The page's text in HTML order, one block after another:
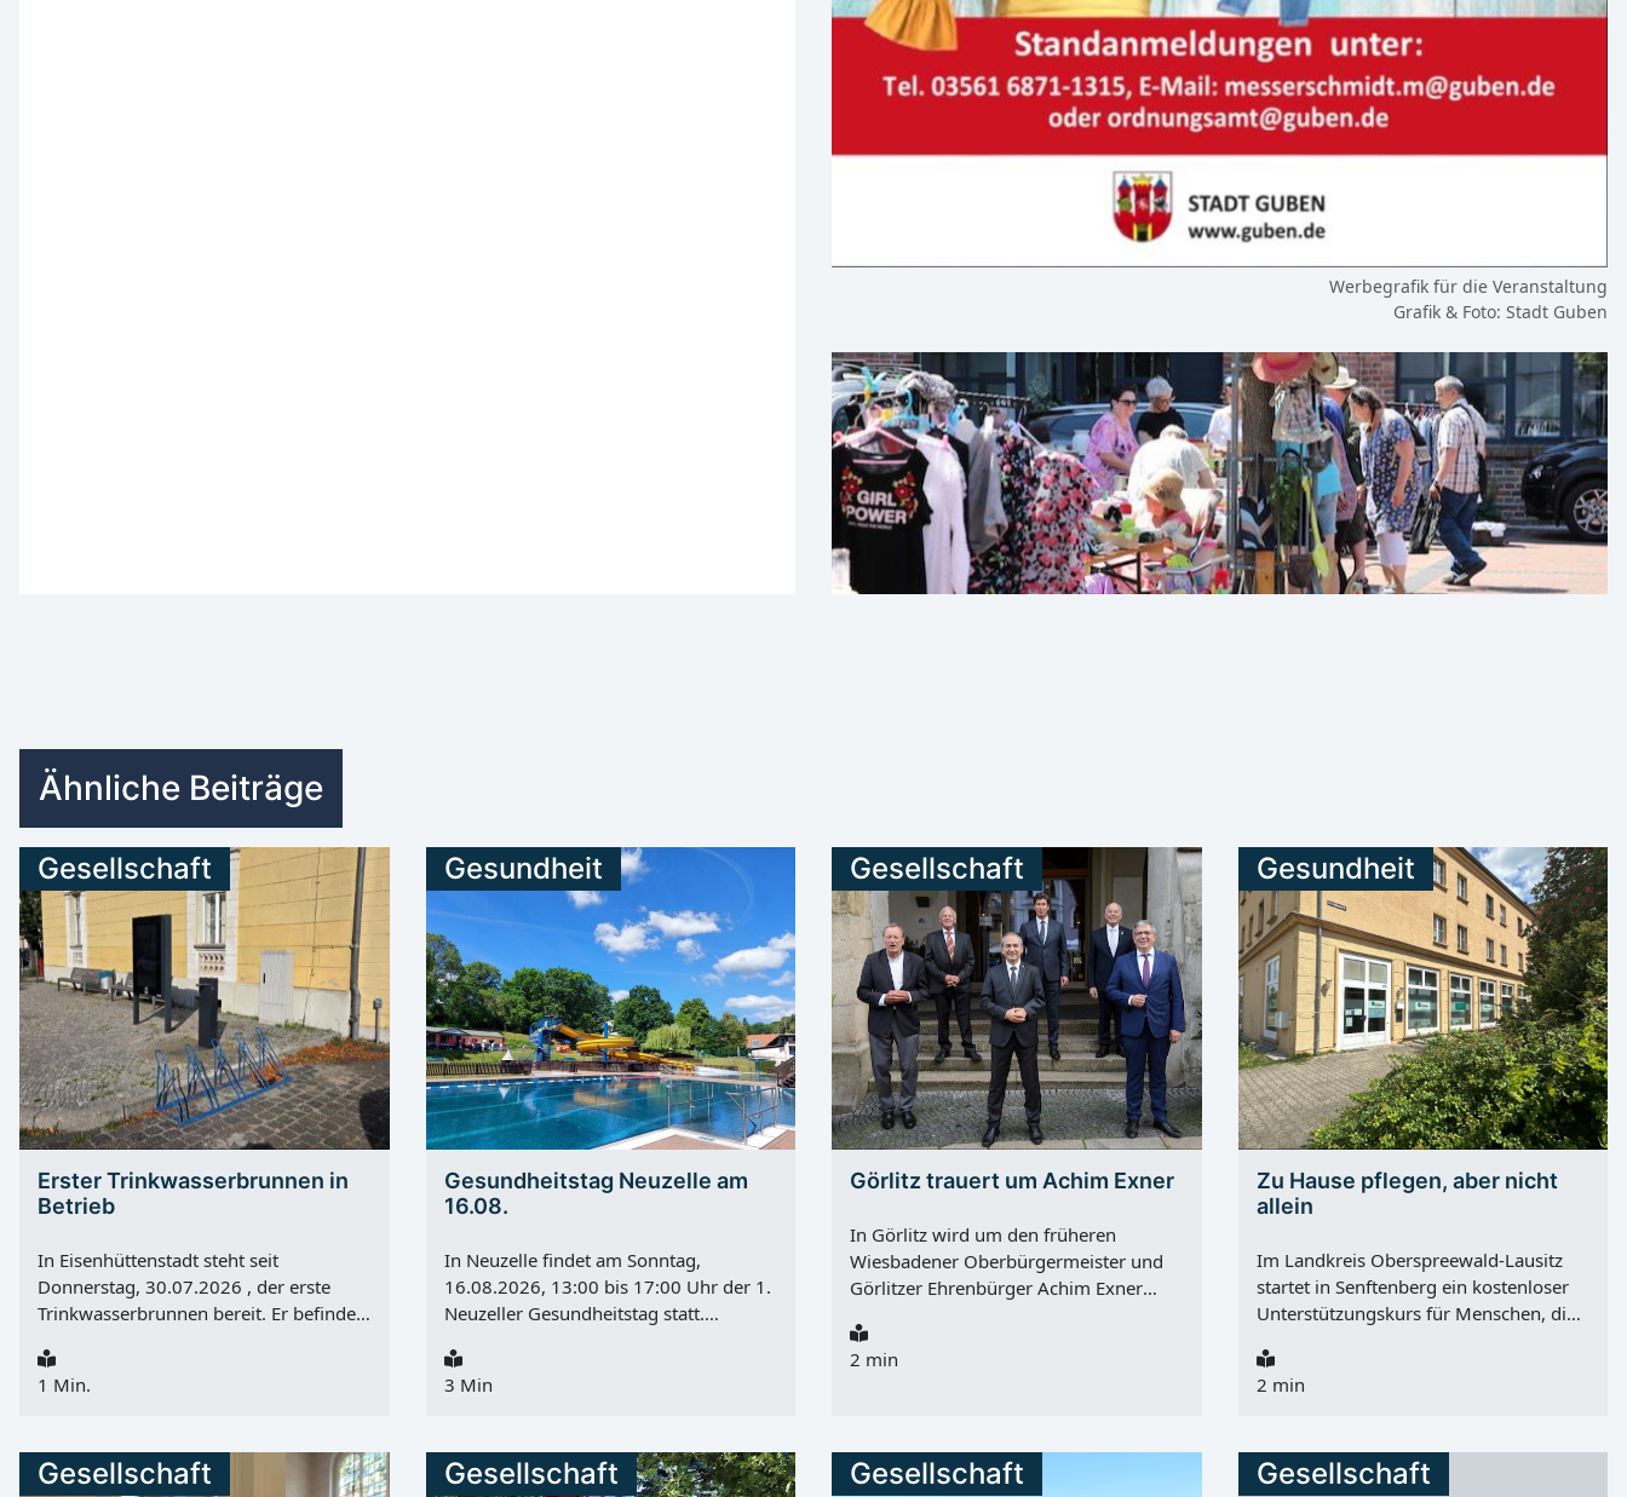
Werbegrafik für die Veranstaltung
Grafik & Foto: Stadt Guben
Ähnliche Beiträge
Gesellschaft
Erster Trinkwasserbrunnen in
Betrieb
In Eisenhüttenstadt steht seit
Donnerstag, 30.07.2026 , der erste
Trinkwasserbrunnen bereit. Er befindet
Rathaus in Fürstenberg (Oder) und
bietet an heißen Tagen eine kostenlose
trinken oder Flaschen aufzufüllen. Die
Errichtung des Brunnens wurde im
1 Min.
Gesundheit
Gesundheitstag Neuzelle am
16.08.
In Neuzelle findet am Sonntag,
16.08.2026, 13:00 bis 17:00 Uhr der 1.
Neuzeller Gesundheitstag statt.
Neuzelle . Organisiert wird der Tag von
der Besucherinformation Amt Neuzelle
Freibades. Die Veranstaltung richtet
sich an Einwohner und Gäste, an
3 Min
Gesellschaft
Görlitz trauert um Achim Exner
In Görlitz wird um den früheren
Wiesbadener Oberbürgermeister und
Görlitzer Ehrenbürger Achim Exner
30.07.2026, im Alter von 81 Jahren. Für
die Stadt an der Neiße bleibt er vor
Erinnerung. Achim Exner war von 1985
bis 1997 Oberbürgermeister der
2 min
Gesundheit
Zu Hause pflegen, aber nicht
allein
Im Landkreis Oberspreewald-Lausitz
startet in Senftenberg ein kostenloser
Unterstützungskurs für Menschen, die
Angebot des Pflegestützpunkts
Oberspreewald-Lausitz und des GPGV
02.09.2026, 15:30 Uhr . Der Kurs
richtet sich an pflegende Angehörige,
2 min
Gesellschaft Gesellschaft Gesellschaft Gesellschaft